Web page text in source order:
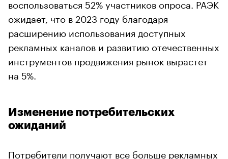
воспользоваться 52% участников опроса. РАЭК
ожидает, что в 2023 году благодаря
расширению использования доступных
рекламных каналов и развитию отечественных
инструментов продвижения рынок вырастет
на 5%.
Изменение потребительских
ожиданий
Потребители получают все больше рекламных